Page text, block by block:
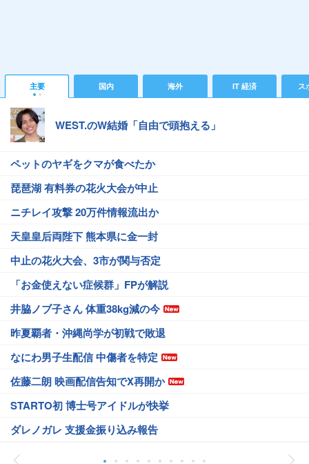
主要 国内 海外 IT 経済 ス
WEST.のW結婚「自由で頭抱える」
ペットのヤギをクマが食べたか
琵琶湖 有料券の花火大会が中止
ニチレイ攻撃 20万件情報流出か
天皇皇后両陛下 熊本県に金一封
中止の花火大会、3市が関与否定
「お金使えない症候群」FPが解説
井脇ノブ子さん 体重38kg減の今
昨夏覇者・沖縄尚学が初戦で敗退
なにわ男子生配信 中傷者を特定
佐藤二朗 映画配信告知でX再開か
STARTO初 博士号アイドルが快挙
ダレノガレ 支援金振り込み報告